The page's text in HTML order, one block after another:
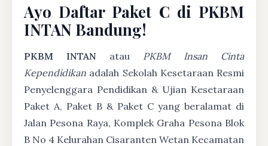
Ayo Daftar Paket C di PKBM
INTAN Bandung!
PKBM INTAN atau PKBM Insan Cinta
Kependidikan adalah Sekolah Kesetaraan Resmi
Penyelenggara Pendidikan & Ujian Kesetaraan
Paket A, Paket B & Paket C yang beralamat di
Jalan Pesona Raya, Komplek Graha Pesona Blok
B No 4 Kelurahan Cisaranten Wetan Kecamatan